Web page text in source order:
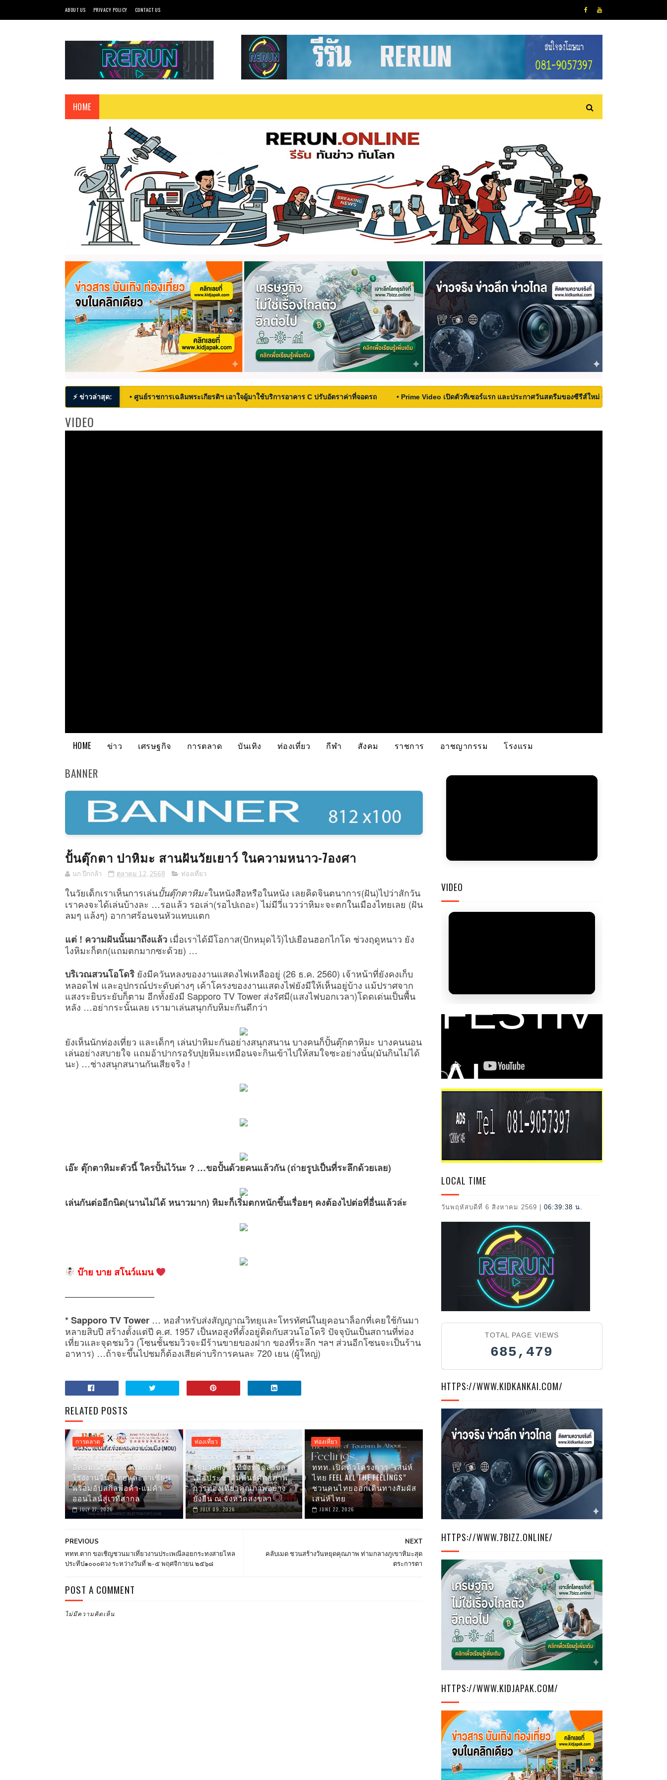
ABOUT US PRIVACY POLICY CONTACT US
HOME
⚡ ข่าวล่าสุด: • ศูนย์ราชการเฉลิมพระเกียรติฯ เอาใจผู้มาใช้บริการอาคาร C ปรับอัตราค่าที่จอดรถ • Prime Video เปิดตัวทีเซอร์แรก และประกาศวันสตรีมของซีรีส์ใหม่ Carrie บนเวที San
VIDEO
HOME ข่าว เศรษฐกิจ การตลาด บันเทิง ท่องเที่ยว กีฬา สังคม ราชการ อาชญากรรม โรงแรม
BANNER
ปั้นตุ๊กตา ปาหิมะ สานฝันวัยเยาว์ ในความหนาว-7องศา
นก ปีกกล้า ตุลาคม 12, 2568 ท่องเที่ยว
ในวัยเด็กเราเห็นการเล่นปั้นตุ๊กตาหิมะในหนังสือหรือในหนัง เลยคิดจินตนาการ(ฝัน)ไปว่าสักวัน
เราคงจะได้เล่นบ้างละ …รอแล้ว รอเล่า(รอไปเถอะ) ไม่มีวี่แววว่าหิมะจะตกในเมืองไทยเลย (ฝัน
ลมๆ แล้งๆ) อากาศร้อนจนหัวแทบแตก
แต่ ! ความฝันนั้นมาถึงแล้วเมื่อเราได้มีโอกาส(ปักหมุดไว้)ไปเยือนฮอกไกโด ช่วงฤดูหนาว ยัง
ไงหิมะก็ตก(แถมตกมากซะด้วย) …
บริเวณสวนโอโดริยังมีควันหลงของงานแสดงไฟเหลืออยู่ (26 ธ.ค. 2560) เจ้าหน้าที่ยังคงเก็บ
หลอดไฟ และอุปกรณ์ประดับต่างๆ เค้าโครงของงานแสดงไฟยังมีให้เห็นอยู่บ้าง แม้ปราศจาก
แสงระยิบระยับก็ตาม อีกทั้งยังมี Sapporo TV Tower ส่งรัศมี(แสงไฟบอกเวลา)โดดเด่นเป็นพื้น
หลัง …อย่ากระนั้นเลย เรามาเล่นสนุกกับหิมะกันดีกว่า
ยังเห็นนักท่องเที่ยว และเด็กๆ เล่นปาหิมะกันอย่างสนุกสนาน บางคนก็ปั้นตุ๊กตาหิมะ บางคนนอน
เล่นอย่างสบายใจ แถมอ้าปากรอรับปุยหิมะเหมือนจะกินเข้าไปให้สมใจซะอย่างนั้น(มันกินไม่ได้
นะ) …ช่างสนุกสนานกันเสียจริง !
เอ๊ะ ตุ๊กตาหิมะตัวนี้ ใครปั้นไว้นะ ? …ขอปั้นด้วยคนแล้วกัน (ถ่ายรูปเป็นที่ระลึกด้วยเลย)
เล่นกันต่ออีกนิด(นานไม่ได้ หนาวมาก) หิมะก็เริ่มตกหนักขึ้นเรื่อยๆ คงต้องไปต่อที่อื่นแล้วล่ะ
บ๊าย บาย สโนว์แมน
——————————
* Sapporo TV Tower … หอสำหรับส่งสัญญาณวิทยุและโทรทัศน์ในยุคอนาล็อกที่เคยใช้กันมา
หลายสิบปี สร้างตั้งแต่ปี ค.ศ. 1957 เป็นหอสูงที่ตั้งอยู่ติดกับสวนโอโดริ ปัจจุบันเป็นสถานที่ท่อง
เที่ยวและจุดชมวิว (โซนชั้นชมวิวจะมีร้านขายของฝาก ของที่ระลึก ฯลฯ ส่วนอีกโซนจะเป็นร้าน
อาหาร) …ถ้าจะขึ้นไปชมก็ต้องเสียค่าบริการคนละ 720 เยน (ผู้ใหญ่)
RELATED POSTS
การตลาด
AITIA จัดงานใหญ่ ‘TESE 2026’
ดัน SMES ไทยลุยตลาดโลก
รวมพลังเฟรนไชส์-
อีคอมเมิร์ซชื่อดังขนทัพ AI-
โรงงานจีน-ไทยและอาเซียน
พร้อมอัปสกิลพ่อค้า-แม่ค้า
ออนไลน์สู่เวทีสากล
JULY 27, 2026
ท่องเที่ยว
คณะรองโฆษกประจำสำนัก
นายกรัฐมนตรี พร้อมด้วยคณะ
สื่อมวลชนประจำทำเนียบ
รัฐบาลลงพื้นที่จังหวัดสงขลา
เพื่อประชาสัมพันธ์ศักยภาพ
การท่องเที่ยวคุณภาพอย่าง
ยั่งยืน ณ จังหวัดสงขลา
JULY 09, 2026
ท่องเที่ยว
ททท. เปิดตัวโครงการ “เสน่ห์
ไทย FEEL ALL THE FEELINGS”
ชวนคนไทยออกเดินทางสัมผัส
เสน่ห์ไทย
JUNE 22, 2026
NEXT
คลับเมด ชวนสร้างวันหยุดคุณภาพ ท่ามกลางภูเขาหิมะสุด
ตระการตา
PREVIOUS
ททท.ตาก ขอเชิญชวนมาเที่ยวงานประเพณีลอยกระทงสายไหล
ประทีป๑๐๐๐ดวง ระหว่างวันที่ ๒-๕ พฤศจิกายน ๒๕๖๘
POST A COMMENT
ไม่มีความคิดเห็น
VIDEO
FESTIV
AL
2026
LOCAL TIME
วันพฤหัสบดีที่ 6 สิงหาคม 2569 | 06:39:40 น.
TOTAL PAGE VIEWS
685,479
HTTPS://WWW.KIDKANKAI.COM/
HTTPS://WWW.7BIZZ.ONLINE/
HTTPS://WWW.KIDJAPAK.COM/